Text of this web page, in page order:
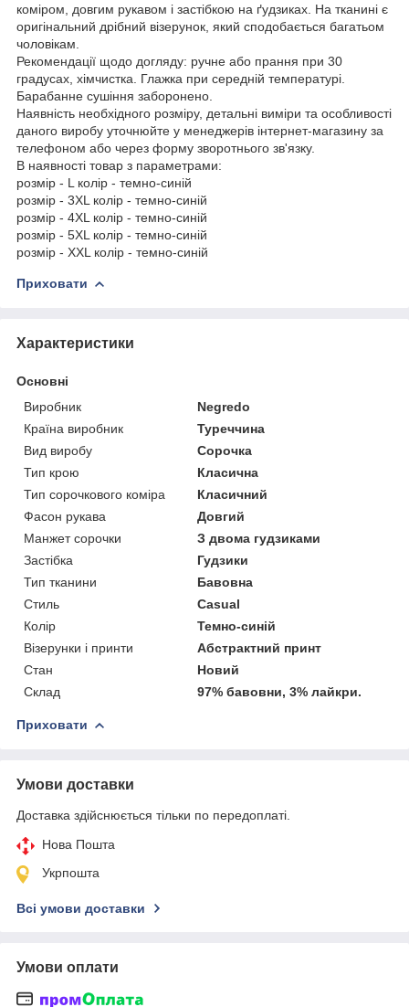
коміром, довгим рукавом і застібкою на ґудзиках. На тканині є
оригінальний дрібний візерунок, який сподобається багатьом
чоловікам.
Рекомендації щодо догляду: ручне або прання при 30
градусах, хімчистка. Глажка при середній температурі.
Барабанне сушіння заборонено.
Наявність необхідного розміру, детальні виміри та особливості
даного виробу уточнюйте у менеджерів інтернет-магазину за
телефоном або через форму зворотнього зв'язку.
В наявності товар з параметрами:
розмір - L колір - темно-синій
розмір - 3XL колір - темно-синій
розмір - 4XL колір - темно-синій
розмір - 5XL колір - темно-синій
розмір - XXL колір - темно-синій
Приховати
Характеристики
Основні
Виробник
Negredo
Країна виробник
Туреччина
Вид виробу
Сорочка
Тип крою
Класична
Тип сорочкового коміра
Класичний
Фасон рукава
Довгий
Манжет сорочки
З двома гудзиками
Застібка
Гудзики
Тип тканини
Бавовна
Стиль
Casual
Колір
Темно-синій
Візерунки і принти
Абстрактний принт
Стан
Новий
Склад
97% бавовни, 3% лайкри.
Приховати
Умови доставки
Доставка здійснюється тільки по передоплаті.
Нова Пошта
Укрпошта
Всі умови доставки
Умови оплати